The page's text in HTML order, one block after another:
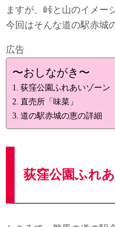
ますが、峠と山のイメー
今回はそんな道の駅赤城
広告
〜おしながき〜
荻窪公園ふれあいゾーン
直売所「味菜」
道の駅赤城の恵の詳細
荻窪公園ふれ